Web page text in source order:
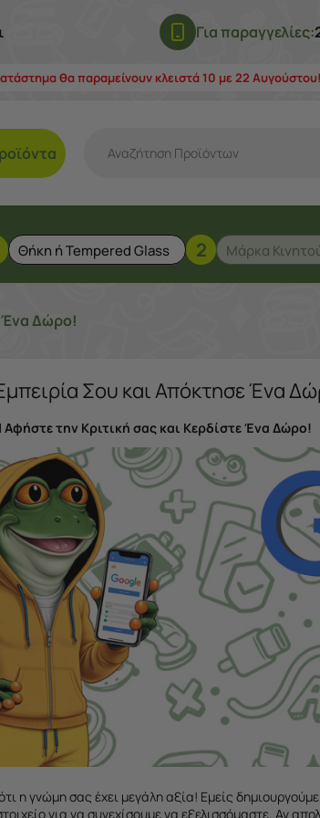
Για παραγγελίες:
θα παραμείνουν κλειστά 10 με 22
2
Ένα Δώρο!
Σου και Απόκτησε Ένα
την Κριτική σας και Κερδίστε Ένα Δώρο!
η γνώμη σας έχει μεγάλη αξία! Εμείς
για να συνεχίσουμε να εξελισσόμαστε. Αν